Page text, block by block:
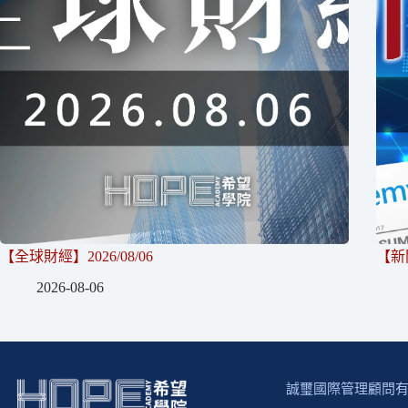
【全球財經】2026/08/06
2026-08-06
【
誠璽國際管理顧問